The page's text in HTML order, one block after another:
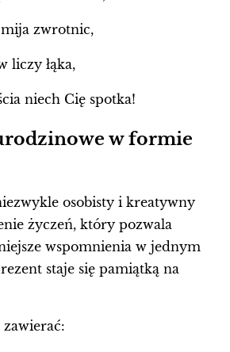
zwrotnic,
liczy łąka,
niech Cię spotka!
w formie
osobisty i kreatywny
życzeń, który pozwala
wspomnienia w jednym
staje się pamiątką na